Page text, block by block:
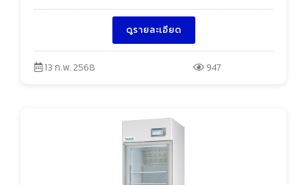
ดูรายละเอียด
13 ก.พ. 2568 947